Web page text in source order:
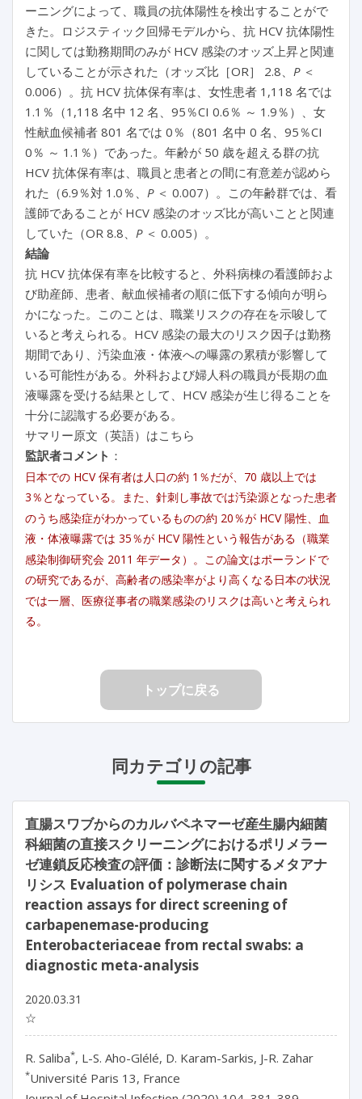
ーニングによって、職員の抗体陽性を検出することがで
きた。ロジスティック回帰モデルから、抗 HCV 抗体陽性
に関しては勤務期間のみが HCV 感染のオッズ上昇と関連
していることが示された（オッズ比［OR］ 2.8、 P＜
0.006）。抗 HCV 抗体保有率は、女性患者 1,118 名では
1.1％（1,118 名中 12 名、95％CI 0.6％ ～ 1.9％）、女
性献血候補者 801 名では 0％（801 名中 0 名、95％CI
0％ ～ 1.1％）であった。年齢が 50 歳を超える群の抗
HCV 抗体保有率は、職員と患者との間に有意差が認めら
れた（6.9％対 1.0％、 P＜ 0.007）。この年齢群では、看
護師であることが HCV 感染のオッズ比が高いことと関連
していた（OR 8.8、 P＜ 0.005）。
結論
抗 HCV 抗体保有率を比較すると、外科病棟の看護師およ
び助産師、患者、献血候補者の順に低下する傾向が明ら
かになった。このことは、職業リスクの存在を示唆して
いると考えられる。HCV 感染の最大のリスク因子は勤務
期間であり、汚染血液・体液への曝露の累積が影響して
いる可能性がある。外科および婦人科の職員が長期の血
液曝露を受ける結果として、HCV 感染が生じ得ることを
十分に認識する必要がある。
サマリー原文（英語）はこちら
監訳者コメント ：
日本での HCV 保有者は人口の約 1％だが、70 歳以上では
3％となっている。また、針刺し事故では汚染源となった患者
のうち感染症がわかっているものの約 20％が HCV 陽性、血
液・体液曝露では 35％が HCV 陽性という報告がある（職業
感染制御研究会 2011 年データ）。この論文はポーランドで
の研究であるが、高齢者の感染率がより高くなる日本の状況
では一層、医療従事者の職業感染のリスクは高いと考えられ
る。
トップに戻る
同カテゴリの記事
直腸スワブからのカルバペネマーゼ産生腸内細菌
科細菌の直接スクリーニングにおけるポリメラー
ゼ連鎖反応検査の評価：診断法に関するメタアナ
リシス Evaluation of polymerase chain
reaction assays for direct screening of
carbapenemase-producing
Enterobacteriaceae from rectal swabs: a
diagnostic meta-analysis
2020.03.31
☆
R. Saliba*, L-S. Aho-Glélé, D. Karam-Sarkis, J-R. Zahar
*Université Paris 13, France